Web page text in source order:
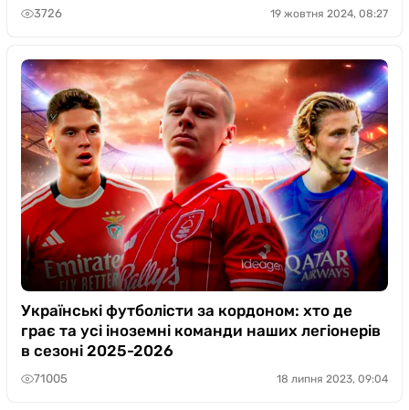
3726 19 жовтня 2024, 08:27
Українські футболісти за кордоном: хто де
грає та усі іноземні команди наших легіонерів
в сезоні 2025-2026
71005 18 липня 2023, 09:04